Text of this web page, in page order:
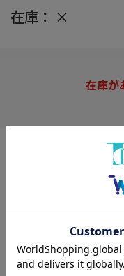
在庫： ×
在庫が
記録メディアタイプ： メ
TVチューナー： フルセ
搭載プレーヤー： DVD/
(SD/SDHC/SDXCカード
箱は特に気にしない方！
箱は少し破損しています